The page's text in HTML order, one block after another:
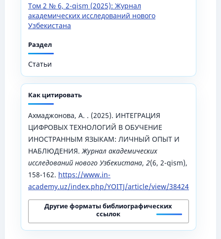
Том 2 № 6, 2-qism (2025): Журнал
академических исследований нового
Узбекистана
Раздел
Статьи
Как цитировать
Ахмаджонова, А. . (2025). ИНТЕГРАЦИЯ
ЦИФРОВЫХ ТЕХНОЛОГИЙ В ОБУЧЕНИЕ
ИНОСТРАННЫМ ЯЗЫКАМ: ЛИЧНЫЙ ОПЫТ И
НАБЛЮДЕНИЯ.Журнал академических
исследований нового Узбекистана, 2(6, 2-qism),
158-162. https://www.in-
academy.uz/index.php/YOITJ/article/view/38424
Другие форматы библиографических
ссылок